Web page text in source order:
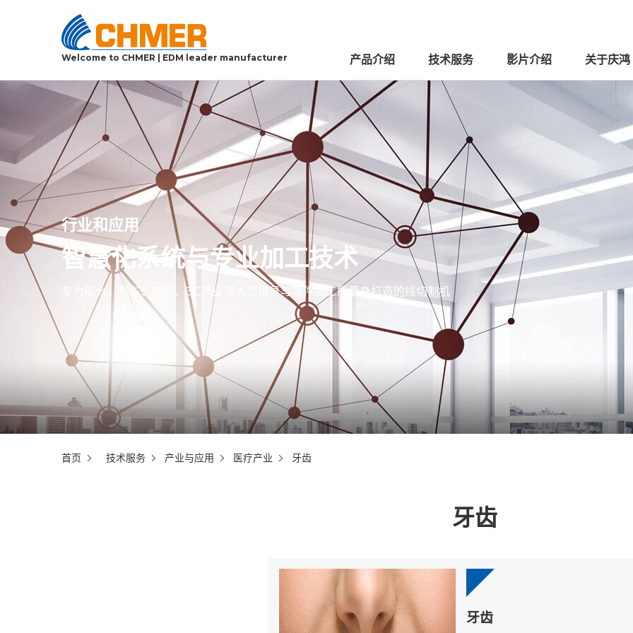
Welcome to CHMER | EDM leader manufacturer 产品介绍 技术服务 影片介绍 关于庆鸿
行业和应用
智慧化系统与专业加工技术
专为航太、汽车、能源、3C产业等大型模具与零件加工所量身打造的线切割机
首页 技术服务 产业与应用 医疗产业 牙齿
牙齿
牙齿